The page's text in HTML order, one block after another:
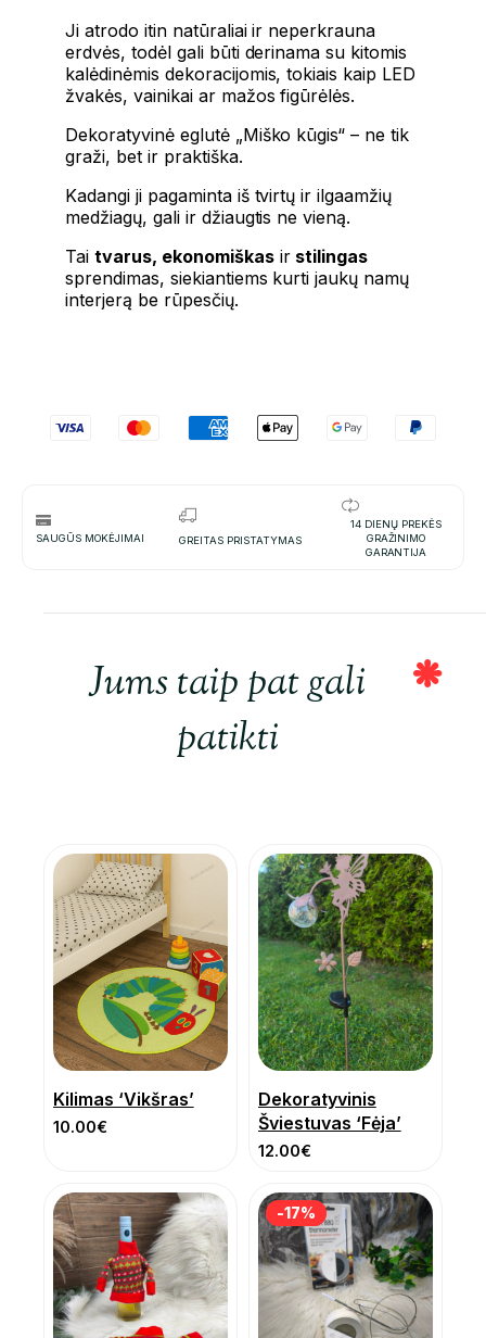
Ji atrodo itin natūraliai ir neperkrauna
erdvės, todėl gali būti derinama su kitomis
kalėdinėmis dekoracijomis, tokiais kaip LED
žvakės, vainikai ar mažos figūrėlės.
Dekoratyvinė eglutė „Miško kūgis“ – ne tik
graži, bet ir praktiška.
Kadangi ji pagaminta iš tvirtų ir ilgaamžių
medžiagų, gali ir džiaugtis ne vieną.
Tai tvarus, ekonomiškasir stilingas
sprendimas, siekiantiems kurti jaukų namų
interjerą be rūpesčių.
SAUGŪS MOKĖJIMAI GREITAS PRISTATYMAS
14 DIENŲ PREKĖS
GRAŽINIMO
GARANTIJA
Jums taip pat gali
patikti
Kilimas ‘Vikšras’
10.00€
Dekoratyvinis
Šviestuvas ‘Fėja’
12.00€
-17%
-17%